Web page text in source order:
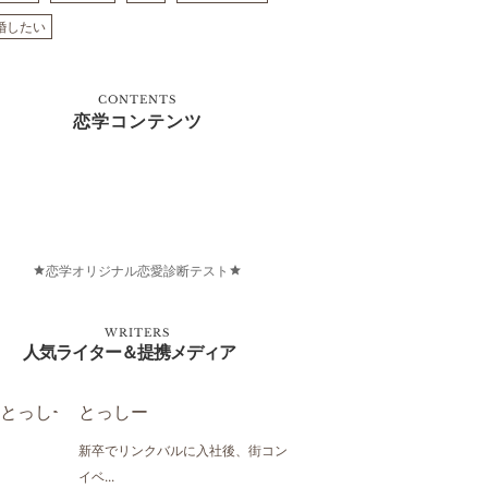
したい
CONTENTS
恋学コンテンツ
恋学オリジナル恋愛診断テスト
WRITERS
人気ライター＆提携メディア
とっしー
新卒でリンクバルに入社後、街コン
イベ...